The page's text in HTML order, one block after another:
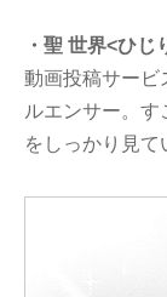
・聖 世界<ひじ
動画投稿サービ
ルエンサー。
をしっかり見て